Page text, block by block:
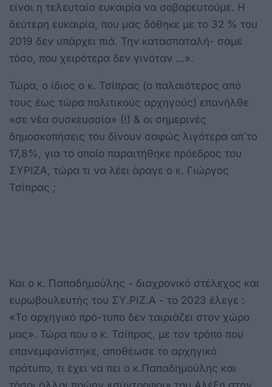
είναι η τελευταία ευκαιρία να σοβαρευτούμε. Η
δεύτερη ευκαιρία, που μας δόθηκε με το 32 % του
2019 δεν υπάρχει πιά. Την κατασπαταλή- σαμε
τόσο, που χειρότερα δεν γινόταν …».
Τώρα, ο ίδιος ο κ. Τσίπρας (ο παλαιότερος από
τους έως τώρα πολιτικούς αρχηγούς) επανήλθε
«σε νέα συσκευασία» (!) & οι σημερινές
δημοσκοπήσεις του δίνουν σαφώς λιγότερα απ´το
17,8%, για το οποίο παραιτήθηκε πρόεδρος του
ΣΥΡΙΖΑ, τώρα τι να λέει άραγε ο κ. Γιώργος
Τσίπρας ;
Και ο κ. Παπαδημούλης - διαχρονικό στέλεχος και
ευρωβουλευτής του ΣΥ.ΡΙΖ.Α - το 2023 έλεγε :
«Το αρχηγικό πρό-τυπο δεν ταιριάζει στον χώρο
μας». Τώρα που ο κ. Τσίπρας, με τον τρόπο που
επανεμφανίστηκε, αποθέωσε το αρχηγικό
πρότυπο, τι έχει να πει ο κ.Παπαδημούλης και